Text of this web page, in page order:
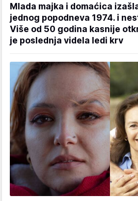
Mlada majka i domaćica
jednog popodneva 1974. i
Više od 50 godina kasnije
je poslednja videla ledi krv